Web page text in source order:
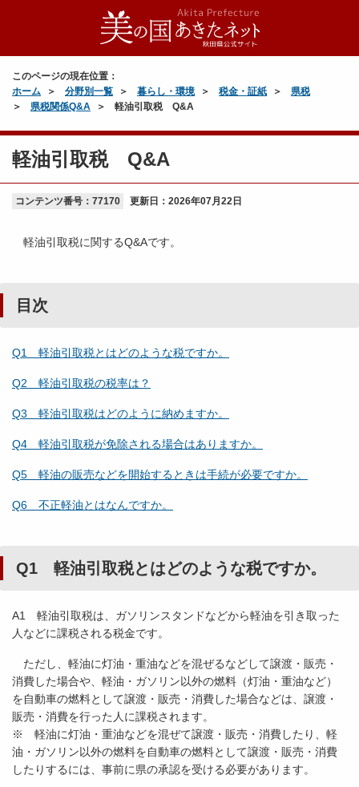
このページの現在位置：
ホーム
分野別一覧 暮らし・環境 税金・証紙
県税
県税関係Q&A
軽油引取税 Q&A
軽油引取税 Q&A
コンテンツ番号：77170 更新日： 2026年07月22日
軽油引取税に関するQ&Aです。
目次
Q1 軽油引取税とはどのような税ですか。
Q2 軽油引取税の税率は？
Q3 軽油引取税はどのように納めますか。
Q4 軽油引取税が免除される場合はありますか。
Q5 軽油の販売などを開始するときは手続が必要ですか。
Q6 不正軽油とはなんですか。
Q1 軽油引取税とはどのような税ですか。
A1 軽油引取税は、ガソリンスタンドなどから軽油を引き取った
人などに課税される税金です。
ただし、軽油に灯油・重油などを混ぜるなどして譲渡・販売・
消費した場合や、軽油・ガソリン以外の燃料（灯油・重油など）
を自動車の燃料として譲渡・販売・消費した場合などは、譲渡・
販売・消費を行った人に課税されます。
※ 軽油に灯油・重油などを混ぜて譲渡・販売・消費したり、軽
油・ガソリン以外の燃料を自動車の燃料として譲渡・販売・消費
したりするには、事前に県の承認を受ける必要があります。